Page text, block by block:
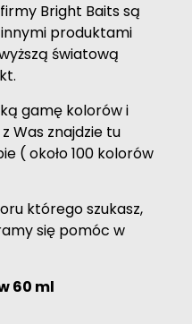
Bright Baits są
produktami
światową
gamę kolorów i
Was znajdzie tu
( około 100 kolorów
którego szukasz,
się pomóc w
60 ml